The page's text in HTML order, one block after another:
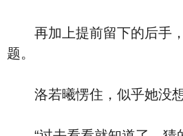
再加上提前留下的后手，
题。
洛若曦愣住，似乎她没想